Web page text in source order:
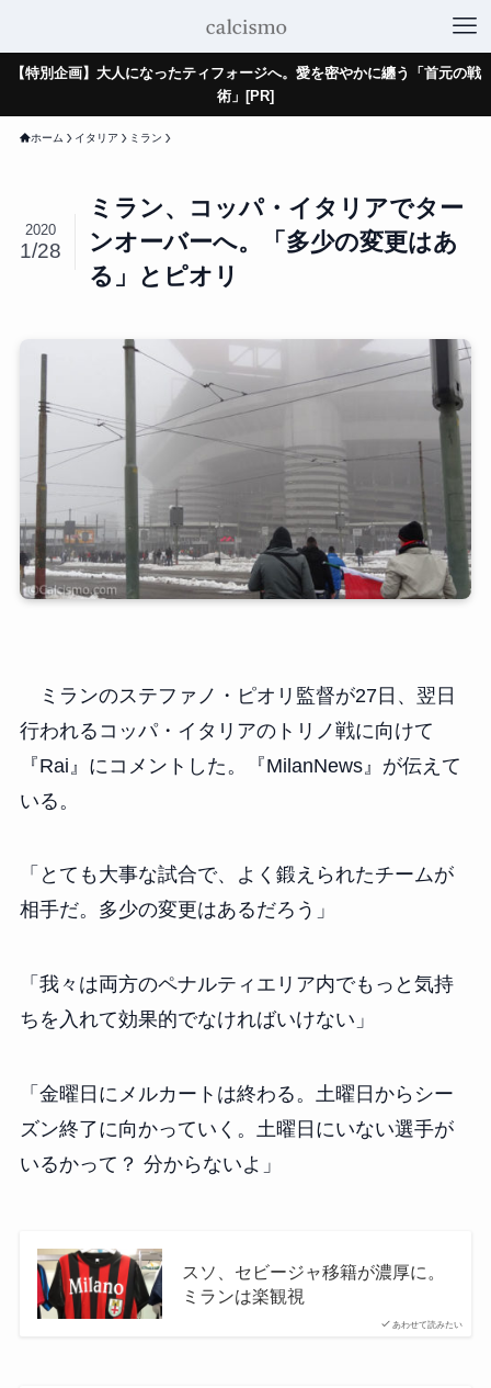
【特別企画】大人になったティフォージへ。愛を密やかに纏う「首元の戦
術」[PR]
ホーム イタリア ミラン
ミラン、コッパ・イタリアでター
ンオーバーへ。「多少の変更はあ
る」とピオリ
2020
1/28
ミランのステファノ・ピオリ監督が27日、翌日
行われるコッパ・イタリアのトリノ戦に向けて
『Rai』にコメントした。『MilanNews』が伝えて
いる。
「とても大事な試合で、よく鍛えられたチームが
相手だ。多少の変更はあるだろう」
「我々は両方のペナルティエリア内でもっと気持
ちを入れて効果的でなければいけない」
「金曜日にメルカートは終わる。土曜日からシー
ズン終了に向かっていく。土曜日にいない選手が
いるかって？ 分からないよ」
あわせて読みたい
スソ、セビージャ移籍が濃厚に。
ミランは楽観視